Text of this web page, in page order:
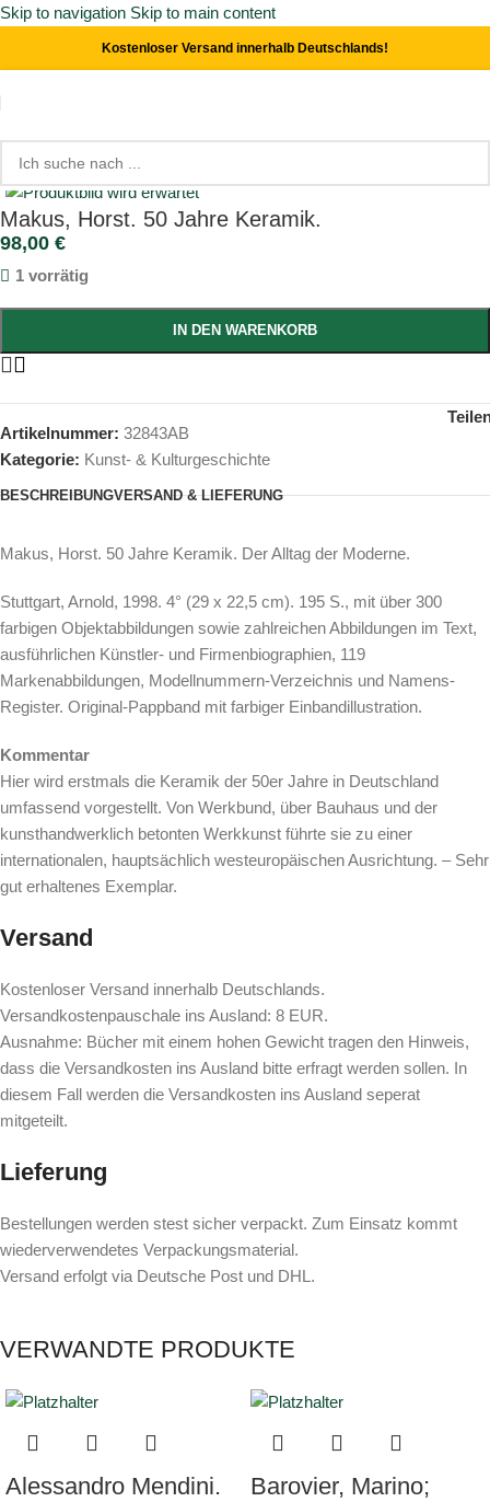
Skip to navigation Skip to main content
Kostenloser Versand innerhalb Deutschlands!
Start/ Kunst- & Kulturgeschichte
Click to enlarge
Makus, Horst. 50 Jahre Keramik.
98,00 €
1 vorrätig
IN DEN WARENKORB
Artikelnummer: 32843AB
Kategorie: Kunst- & Kulturgeschichte
BESCHREIBUNGVERSAND & LIEFERUNG
Makus, Horst. 50 Jahre Keramik. Der Alltag der Moderne.
Stuttgart, Arnold, 1998. 4° (29 x 22,5 cm). 195 S., mit über 300
farbigen Objektabbildungen sowie zahlreichen Abbildungen im Text,
ausführlichen Künstler- und Firmenbiographien, 119
Markenabbildungen, Modellnummern-Verzeichnis und Namens-
Register. Original-Pappband mit farbiger Einbandillustration.
Kommentar
Hier wird erstmals die Keramik der 50er Jahre in Deutschland
umfassend vorgestellt. Von Werkbund, über Bauhaus und der
kunsthandwerklich betonten Werkkunst führte sie zu einer
internationalen, hauptsächlich westeuropäischen Ausrichtung. – Sehr
gut erhaltenes Exemplar.
Versand
Kostenloser Versand innerhalb Deutschlands.
Versandkostenpauschale ins Ausland: 8 EUR.
Ausnahme: Bücher mit einem hohen Gewicht tragen den Hinweis,
dass die Versandkosten ins Ausland bitte erfragt werden sollen. In
diesem Fall werden die Versandkosten ins Ausland seperat
mitgeteilt.
Lieferung
Bestellungen werden stest sicher verpackt. Zum Einsatz kommt
wiederverwendetes Verpackungsmaterial.
Versand erfolgt via Deutsche Post und DHL.
VERWANDTE PRODUKTE
Alessandro Mendini.
Barovier, Marino;